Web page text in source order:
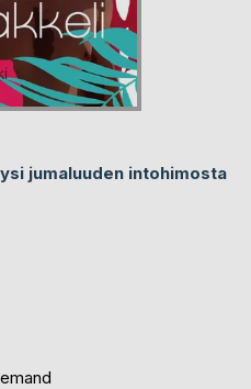
jumaluuden intohimosta